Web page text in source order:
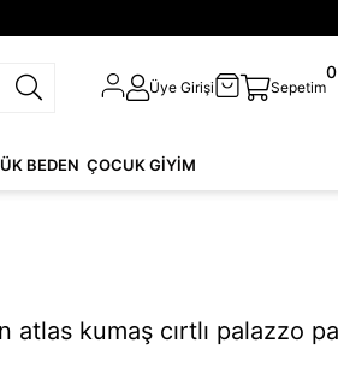
Üye Girişi Sepetim
0
BEDEN ÇOCUK GİYİM
atlas kumaş cırtlı palazzo